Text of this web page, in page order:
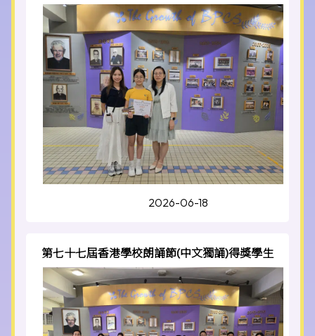
2026-06-18
第七十七屆香港學校朗誦節(中文獨誦)得獎學生